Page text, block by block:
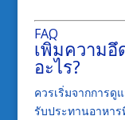
FAQ
เพิ่มความอึ
อะไร?
ควรเริ่มจากการดู
รับประทานอาหา